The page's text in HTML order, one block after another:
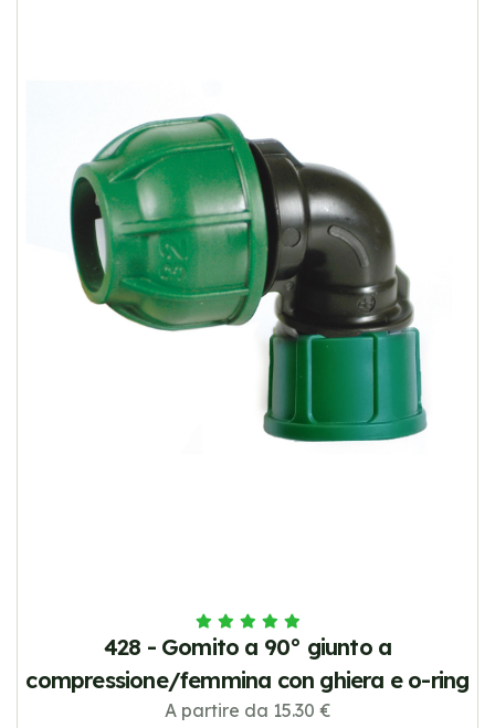
428 - Gomito a 90° giunto a
compressione/femmina con ghiera e o-ring
A partire da 15.30 €